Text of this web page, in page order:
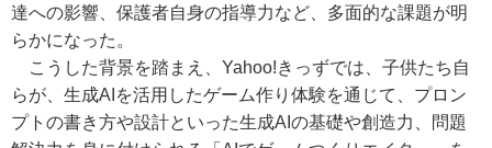
達への影響、保護者自身の指導力など、多面的な課題が明
らかになった。
こうした背景を踏まえ、Yahoo!きっずでは、子供たち自
らが、生成AIを活用したゲーム作り体験を通じて、プロン
プトの書き方や設計といった生成AIの基礎や創造力、問題